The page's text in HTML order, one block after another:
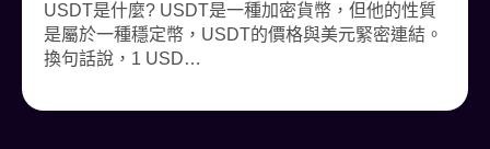
USDT是什麼? USDT是一種加密貨幣，但他的性質
是屬於一種穩定幣，USDT的價格與美元緊密連結。
換句話說，1 USD…